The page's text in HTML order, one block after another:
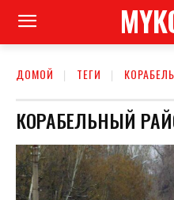
ДОМОЙ ТЕГИ
КОРАБЕЛЬНЫЙ